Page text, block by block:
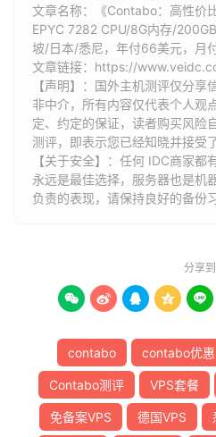
文章名称：《Contabo：高性价
EPYC 7282 CPU/8G内存/
坡/日本/悉尼，年付66美元，月
文章链接： https://
【声明】：国外主机测评仅分享
非中介，所有内容仅代表个人观
定、约定的保证，读者购买风险
测评，即表示您已经知晓并接受
【关于安全】：任何 IDC商家
永远是最佳选择，服务器也是机
负责的表现，请保持良好的备份习
分享到
    
contabo contabo优惠
Contabo测评 VPS套餐
免备案VPS 德国VPS